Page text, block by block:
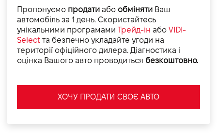
Пропонуємо продати або обміняти Ваш
автомобіль за 1 день. Скористайтесь
унікальними програмами Трейд-ін або VIDI-
Select та безпечно укладайте угоди на
території офіційного дилера. Діагностика і
оцінка Вашого авто проводиться безкоштовно.
ХОЧУ ПРОДАТИ СВОЄ АВТО